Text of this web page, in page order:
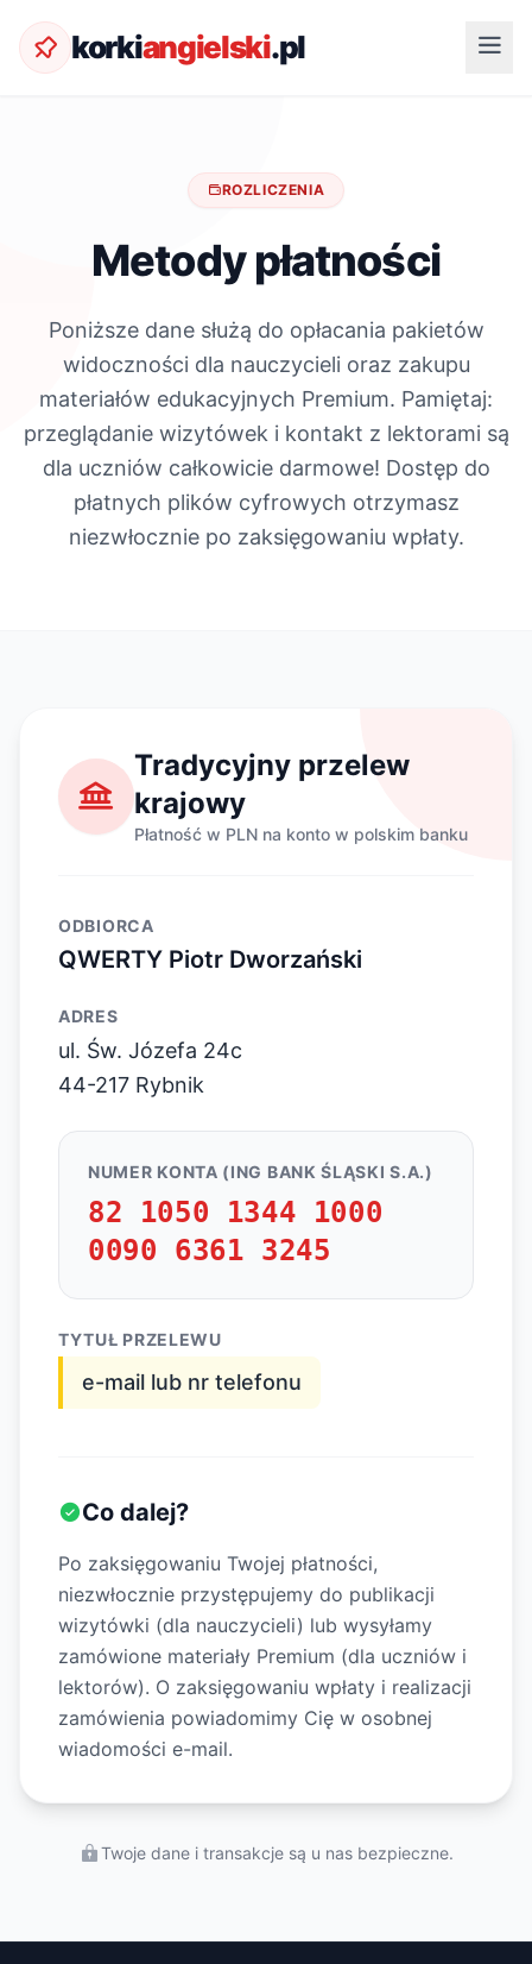
korkiangielski.pl
ROZLICZENIA
Metody płatności
Poniższe dane służą do opłacania pakietów
widoczności dla nauczycieli oraz zakupu
materiałów edukacyjnych Premium. Pamiętaj:
przeglądanie wizytówek i kontakt z lektorami są
dla uczniów całkowicie darmowe! Dostęp do
płatnych plików cyfrowych otrzymasz
niezwłocznie po zaksięgowaniu wpłaty.
Tradycyjny przelew
krajowy
Płatność w PLN na konto w polskim banku
ODBIORCA
QWERTY Piotr Dworzański
ADRES
ul. Św. Józefa 24c
44-217 Rybnik
NUMER KONTA (ING BANK ŚLĄSKI S.A.)
82 1050 1344 1000
0090 6361 3245
TYTUŁ PRZELEWU
e-mail lub nr telefonu
Co dalej?
Po zaksięgowaniu Twojej płatności,
niezwłocznie przystępujemy do publikacji
wizytówki (dla nauczycieli) lub wysyłamy
zamówione materiały Premium (dla uczniów i
lektorów). O zaksięgowaniu wpłaty i realizacji
zamówienia powiadomimy Cię w osobnej
wiadomości e-mail.
Twoje dane i transakcje są u nas bezpieczne.